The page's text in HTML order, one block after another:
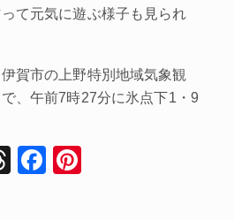
て元気に遊ぶ様子も見られ
賀市の上野特別地域気象観
、午前7時27分に氷点下1・9
T
F